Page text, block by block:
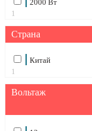
2000 Вт
1
Страна
Китай
1
Вольтаж